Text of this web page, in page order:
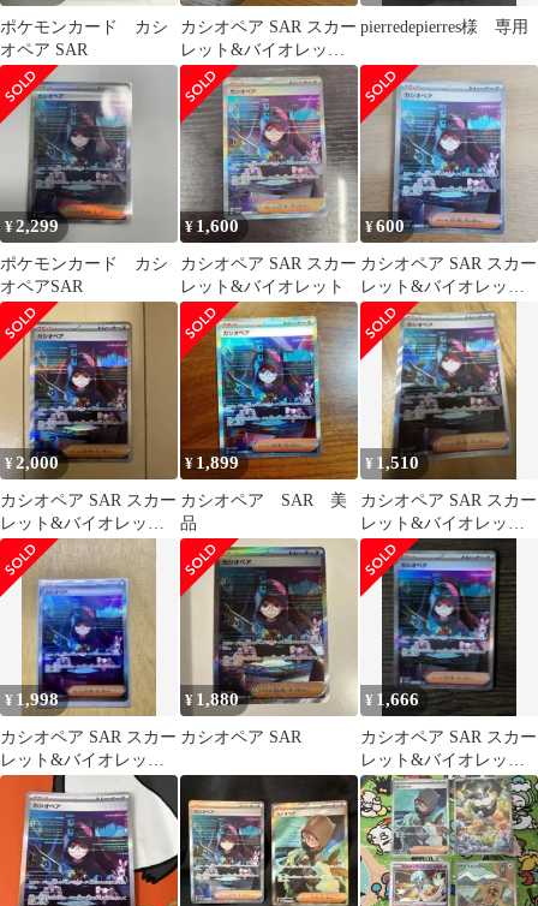
ポケモンカード カシ
オペア SAR
カシオペア SAR スカー
レット&バイオレット
拡張パック ナイトワン
ダラー …
pierredepierres様 専用
¥2,299
ポケモンカード カシ
オペアSAR
¥ 1,600
カシオペア SAR スカー
レット&バイオレット
¥600
カシオペア SAR スカー
レット&バイオレット
拡張パック ナイトワン
ダラー …
¥2,000
カシオペア SAR スカー
レット&バイオレット
拡張パック ナイトワン
ダラー
¥ 1,899
カシオペア SAR 美
品
¥ 1,510
カシオペア SAR スカー
レット&バイオレット
拡張パック ナイトワン
ダラー …
¥ 1,998
カシオペア SAR スカー
レット&バイオレット
拡張パック ナイトワン
ダラー …
¥ 1,880
カシオペア SAR
¥ 1,666
カシオペア SAR スカー
レット&バイオレット
拡張パック ナイトワン
ダラー …